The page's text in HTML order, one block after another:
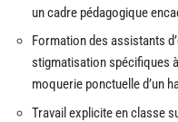
un cadre pédagogique
Formation des assistants
stigmatisation spécifiques
moquerie ponctuelle d’un
Travail explicite en classe